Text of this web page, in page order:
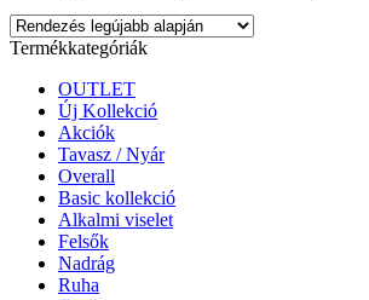
Termékkategóriák
OUTLET
Új Kollekció
Akciók
Tavasz / Nyár
Overall
Basic kollekció
Alkalmi viselet
Felsők
Nadrág
Ruha